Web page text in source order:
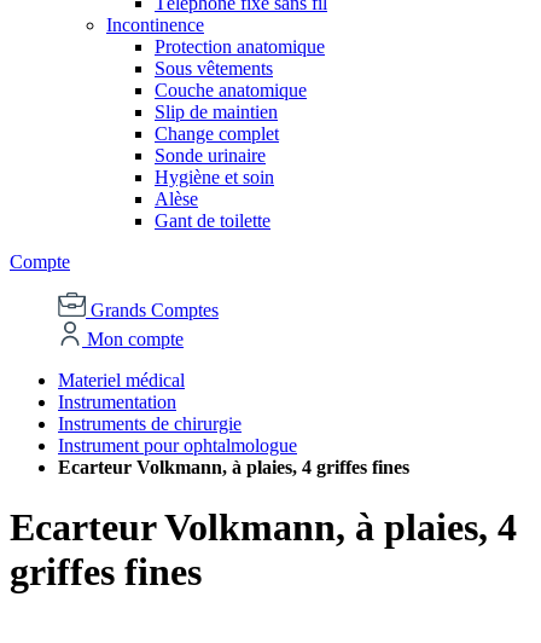
Incontinence
Protection anatomique
Sous vêtements
Couche anatomique
Slip de maintien
Change complet
Sonde urinaire
Hygiène et soin
Alèse
Gant de toilette
Compte
Grands Comptes
Mon compte
Materiel médical
Instrumentation
Instruments de chirurgie
Instrument pour ophtalmologue
Ecarteur Volkmann, à plaies, 4 griffes fines
Ecarteur Volkmann, à plaies, 4
griffes fines